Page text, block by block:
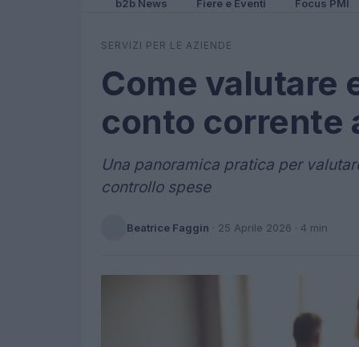
b2b News Fiere e Eventi Focus PMI
SERVIZI PER LE AZIENDE
Come valutare
conto corrente
Una panoramica pratica per
controllo spese
Beatrice Faggin · 25 Aprile 2026 · 4 min